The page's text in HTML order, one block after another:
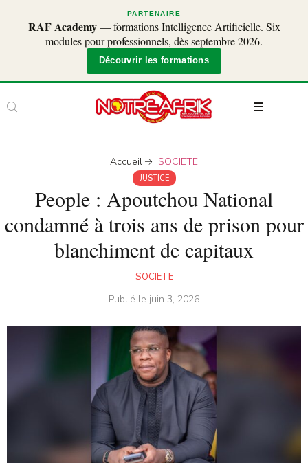
PARTENAIRE
RAF Academy— formations Intelligence Artificielle. Six
modules pour professionnels, dès septembre 2026.
Découvrir les formations
Accueil SOCIETE
JUSTICE
People : Apoutchou National
condamné à trois ans de prison pour
blanchiment de capitaux
SOCIETE
Publié le juin 3, 2026